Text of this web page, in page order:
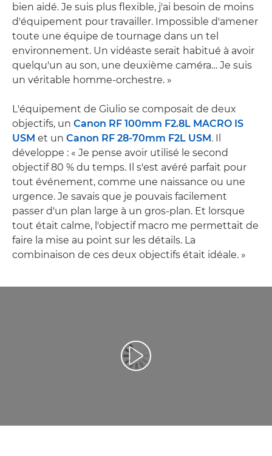
bien aidé. Je suis plus flexible, j'ai besoin de moins
d'équipement pour travailler. Impossible d'amener
toute une équipe de tournage dans un tel
environnement. Un vidéaste serait habitué à avoir
quelqu'un au son, une deuxième caméra… Je suis
un véritable homme-orchestre. »
L'équipement de Giulio se composait de deux
objectifs, un Canon RF 100mm F2.8L MACRO IS
USM et un Canon RF 28-70mm F2L USM. Il
développe : « Je pense avoir utilisé le second
objectif 80 % du temps. Il s'est avéré parfait pour
tout événement, comme une naissance ou une
urgence. Je savais que je pouvais facilement
passer d'un plan large à un gros-plan. Et lorsque
tout était calme, l'objectif macro me permettait de
faire la mise au point sur les détails. La
combinaison de ces deux objectifs était idéale. »
Lancer la vidéo